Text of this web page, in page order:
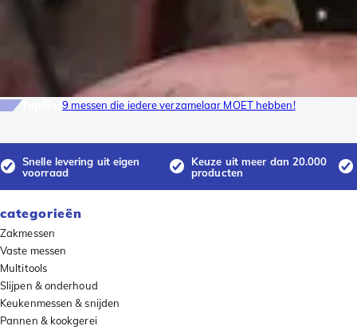
Toplijst9 messen die iedere verzamelaar MOET hebben!
Snelle levering uit eigen
voorraad
Keuze uit meer dan 20.000
producten
categorieën
Zakmessen
Vaste messen
Multitools
Slijpen & onderhoud
Keukenmessen & snijden
Pannen & kookgerei